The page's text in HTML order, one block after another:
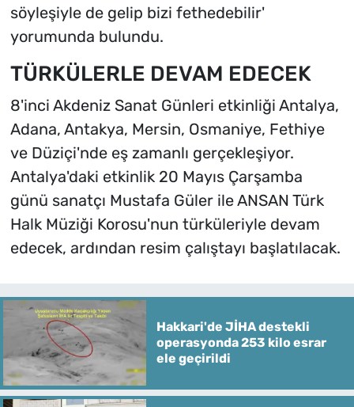
söyleşiyle de gelip bizi fethedebilir'
yorumunda bulundu.
TÜRKÜLERLE DEVAM EDECEK
8'inci Akdeniz Sanat Günleri etkinliği Antalya,
Adana, Antakya, Mersin, Osmaniye, Fethiye
ve Düziçi'nde eş zamanlı gerçekleşiyor.
Antalya'daki etkinlik 20 Mayıs Çarşamba
günü sanatçı Mustafa Güler ile ANSAN Türk
Halk Müziği Korosu'nun türküleriyle devam
edecek, ardından resim çalıştayı başlatılacak.
Hakkari'de JİHA destekli
operasyonda 253 kilo esrar
ele geçirildi